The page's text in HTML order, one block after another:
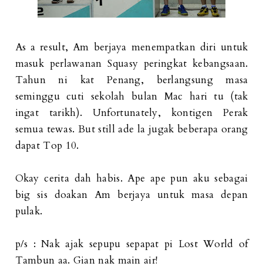
As a result, Am berjaya menempatkan diri untuk
masuk perlawanan Squasy peringkat kebangsaan.
Tahun ni kat Penang, berlangsung masa
seminggu cuti sekolah bulan Mac hari tu (tak
ingat tarikh). Unfortunately, kontigen Perak
semua tewas. But still ade la jugak beberapa orang
dapat Top 10.
Okay cerita dah habis. Ape ape pun aku sebagai
big sis doakan Am berjaya untuk masa depan
pulak.
p/s : Nak ajak sepupu sepapat pi Lost World of
Tambun aa. Gian nak main air!